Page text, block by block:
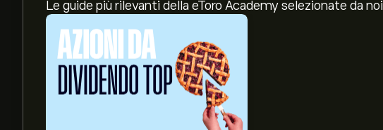
Le guide più rilevanti della eToro Academy selezionate da noi